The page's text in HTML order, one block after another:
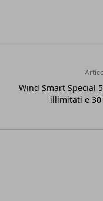
Wind Smart Special
illimitati e 30